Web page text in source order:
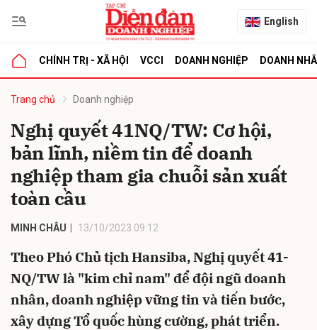
English
CHÍNH TRỊ - XÃ HỘI VCCI DOANH NGHIỆP DOANH
Trang chủ Doanh nghiệp
Nghị quyết 41NQ/TW: Cơ hội,
bản lĩnh, niềm tin để doanh
nghiệp tham gia chuỗi sản xuất
toàn cầu
MINH CHÂU 13/10/2023 09:12
Theo Phó Chủ tịch Hansiba, Nghị quyết 41-
NQ/TW là "kim chỉ nam" để đội ngũ doanh
nhân, doanh nghiệp vững tin và tiến bước,
xây dựng Tổ quốc hùng cường, phát triển.
luận